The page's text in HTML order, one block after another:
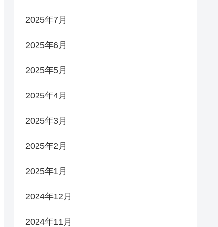
2025年7月
2025年6月
2025年5月
2025年4月
2025年3月
2025年2月
2025年1月
2024年12月
2024年11月